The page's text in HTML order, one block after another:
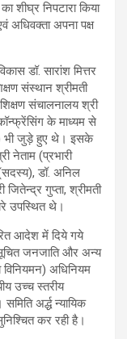
शीघ्र निपटारा किया
अधिवक्ता अपना पक्ष
डॉ. सारांश मित्तर
संस्थान श्रीमती
संचालनालय श्री
के माध्यम से
भी जुड़े हुए थे। इसके
नेताम (प्रभारी
डॉ. अनिल
गुप्ता, श्रीमती
उपस्थित थे।
आदेश में दिये गये
जनजाति और अन्य
विनियमन) अधिनियम
उच्च स्तरीय
अर्द्ध न्यायिक
कर रही है।